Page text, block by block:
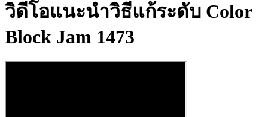
วิดีโอแนะนำวิธีแก้ระดับ Color
Block Jam 1473